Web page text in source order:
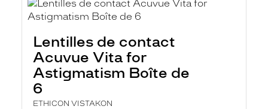
Lentilles de contact
Acuvue Vita for
Astigmatism Boîte de
6
ETHICON VISTAKON